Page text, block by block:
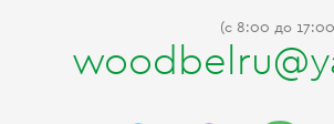
(c 8:00 до